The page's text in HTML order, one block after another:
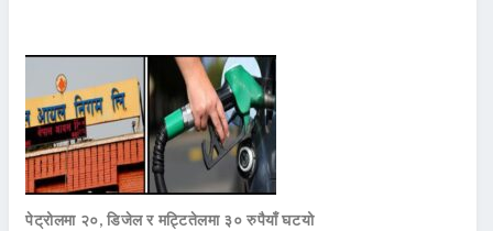
पेट्रोलमा २०, डिजेल र मट्टितेलमा ३० रुपैयाँ घटयो